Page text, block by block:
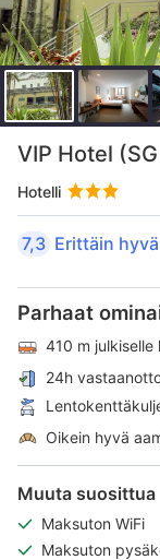
VIP Hotel
Hotelli
7,3 Erittäin hyvä
Parhaat
410 m julkiselle
24h
Oikein hyvä
Muuta suosittua
Maksuton WiFi
Maksuton